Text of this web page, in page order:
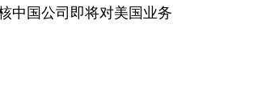
中国公司即将对美国业务